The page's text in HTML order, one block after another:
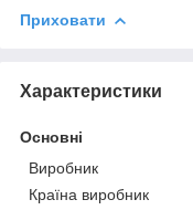
Приховати
Характеристики
Основні
Виробник
Країна виробник